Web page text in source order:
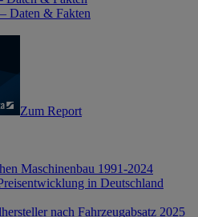
Daten & Fakten
Zum Report
Maschinenbau 1991-2024
in Deutschland
nach Fahrzeugabsatz 2025